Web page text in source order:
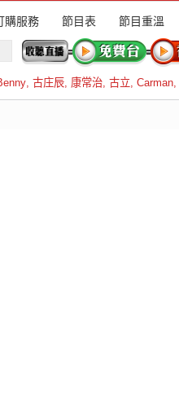
購服務 節目表 節目重溫
, 古庄辰, 康常治, 古立, Carman,